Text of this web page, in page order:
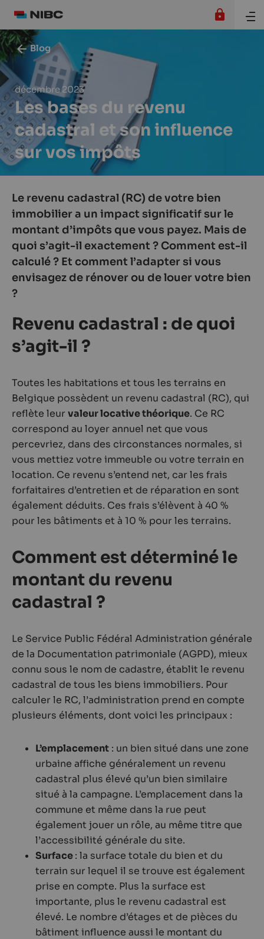
Blog
décembre 2023
Les bases du revenu
cadastral et son influence
sur vos impôts
Le revenu cadastral (RC) de votre bien
immobilier a un impact significatif sur le
montant d’impôts que vous payez. Mais de
quoi s’agit-il exactement ? Comment est-il
calculé ? Et comment l’adapter si vous
envisagez de rénover ou de louer votre bien
?
Revenu cadastral : de quoi
s’agit-il ?
Toutes les habitations et tous les terrains en
Belgique possèdent un revenu cadastral (RC), qui
reflète leur valeur locative théorique. Ce RC
correspond au loyer annuel net que vous
percevriez, dans des circonstances normales, si
vous mettiez votre immeuble ou votre terrain en
location. Ce revenu s’entend net, car les frais
forfaitaires d’entretien et de réparation en sont
également déduits. Ces frais s’élèvent à 40 %
pour les bâtiments et à 10 % pour les terrains.
Comment est déterminé le
montant du revenu
cadastral ?
Le Service Public Fédéral Administration générale
de la Documentation patrimoniale (AGPD), mieux
connu sous le nom de cadastre, établit le revenu
cadastral de tous les biens immobiliers. Pour
calculer le RC, l’administration prend en compte
plusieurs éléments, dont voici les principaux :
L’emplacement : un bien situé dans une zone
urbaine affiche généralement un revenu
cadastral plus élevé qu’un bien similaire
situé à la campagne. L’emplacement dans la
commune et même dans la rue peut
également jouer un rôle, au même titre que
l’accessibilité générale du site.
Surface: la surface totale du bien et du
terrain sur lequel il se trouve est également
prise en compte. Plus la surface est
importante, plus le revenu cadastral est
élevé. Le nombre d’étages et de pièces du
bâtiment influence aussi le montant du